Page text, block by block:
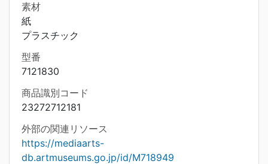
素材
紙
プラスチック
型番
7121830
商品識別コード
23272712181
外部の関連リソース
https://mediaarts-
db.artmuseums.go.jp/id/M718949